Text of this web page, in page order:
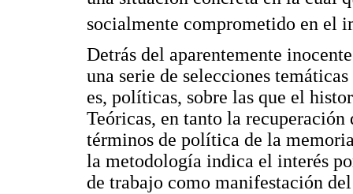
socialmente comprometido en el
Detrás del aparentemente
una serie de selecciones
es, políticas, sobre las que el
Teóricas, en tanto la
términos de política de la
la metodología indica el interés
de trabajo como manifestación